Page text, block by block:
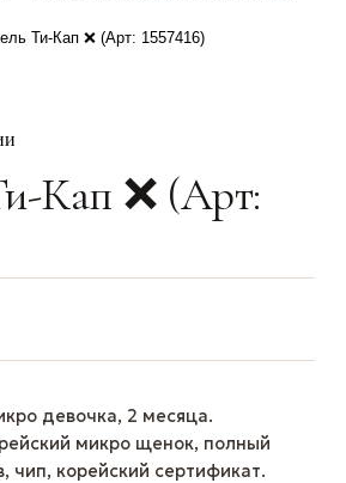
Кап ❌ (Арт:
девочка, 2 месяца.
микро щенок, полный
чип, корейский сертификат.